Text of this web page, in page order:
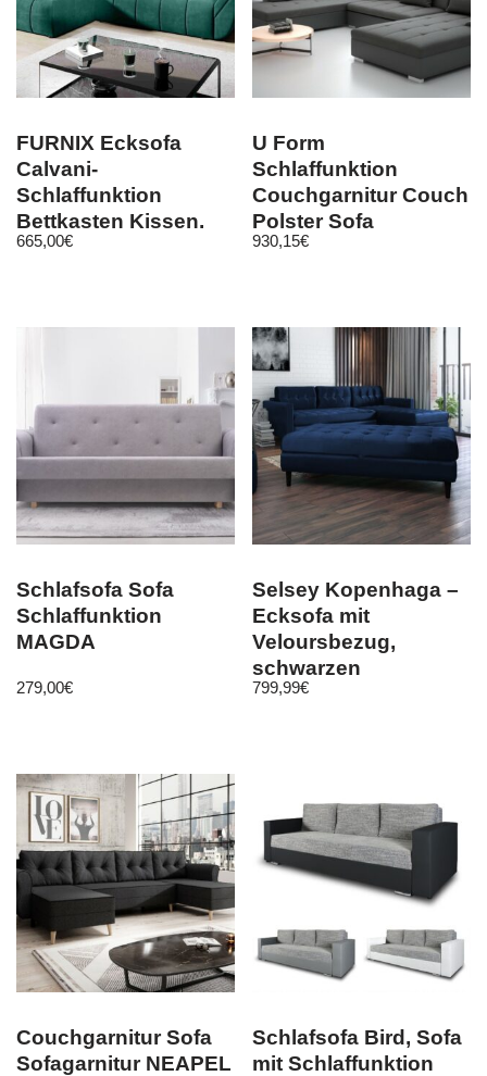
FURNIX Ecksofa
Calvani-
Schlaffunktion
Bettkasten Kissen,
Eckcouch in 7
665,00€
U Form
Schlaffunktion
Couchgarnitur Couch
Polster Sofa
Wohnlandschaft
930,15€
Schlafsofa Sofa
Schlaffunktion
MAGDA
279,00€
Selsey Kopenhaga –
Ecksofa mit
Veloursbezug,
schwarzen
Holzbeinen 225 breit
799,99€
Couchgarnitur Sofa
Sofagarnitur NEAPEL
Schlafsofa Bird, Sofa
mit Schlaffunktion